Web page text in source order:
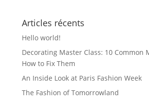
Articles récents
Hello world!
Decorating Master Class: 10 Common
How to Fix Them
An Inside Look at Paris Fashion Week
The Fashion of Tomorrowland